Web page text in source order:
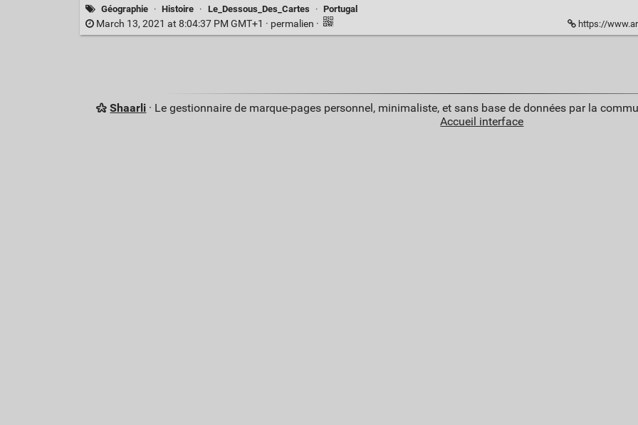
Géographie · Histoire · Le_Dessous_Des_Cartes · Portugal
March 13, 2021 at 8:04:37 PM GMT+1 · permalien · https://
Shaarli · Le gestionnaire de marque-pages personnel, minimaliste, et sans base de données par la
Accueil interface